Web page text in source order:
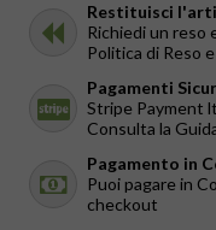
Restituisci
Richiedi un reso
Politica di Reso
Pagamenti
Stripe Payment
Consulta la
Pagamento in
Puoi pagare in
checkout